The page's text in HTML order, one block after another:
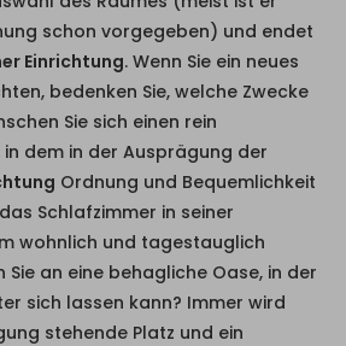
schon vorgegeben) und endet
Einrichtung. Wenn Sie ein neues
bedenken Sie, welche Zwecke
Sie sich einen rein
dem in der Ausprägung der
Ordnung und Bequemlichkeit
Schlafzimmer in seiner
wohnlich und tagestauglich
Sie an eine behagliche Oase, in der
sich lassen kann? Immer wird
stehende Platz und ein